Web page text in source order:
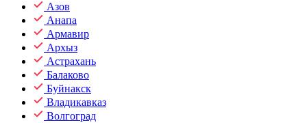
Азов
Анапа
Армавир
Архыз
Астрахань
Балаково
Буйнакск
Владикавказ
Волгоград